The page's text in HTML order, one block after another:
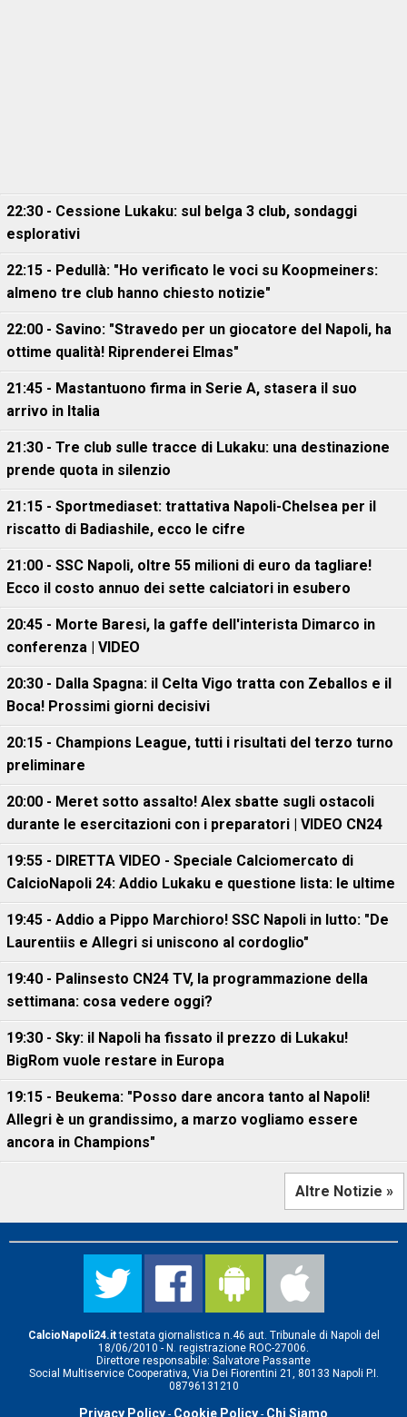
22:30 - Cessione Lukaku: sul belga 3 club, sondaggi
esplorativi
22:15 - Pedullà: "Ho verificato le voci su Koopmeiners:
almeno tre club hanno chiesto notizie"
22:00 - Savino: "Stravedo per un giocatore del Napoli, ha
ottime qualità! Riprenderei Elmas"
21:45 - Mastantuono firma in Serie A, stasera il suo
arrivo in Italia
21:30 - Tre club sulle tracce di Lukaku: una destinazione
prende quota in silenzio
21:15 - Sportmediaset: trattativa Napoli-Chelsea per il
riscatto di Badiashile, ecco le cifre
21:00 - SSC Napoli, oltre 55 milioni di euro da tagliare!
Ecco il costo annuo dei sette calciatori in esubero
20:45 - Morte Baresi, la gaffe dell'interista Dimarco in
conferenza | VIDEO
20:30 - Dalla Spagna: il Celta Vigo tratta con Zeballos e il
Boca! Prossimi giorni decisivi
20:15 - Champions League, tutti i risultati del terzo turno
preliminare
20:00 - Meret sotto assalto! Alex sbatte sugli ostacoli
durante le esercitazioni con i preparatori | VIDEO CN24
19:55 - DIRETTA VIDEO - Speciale Calciomercato di
CalcioNapoli 24: Addio Lukaku e questione lista: le ultime
19:45 - Addio a Pippo Marchioro! SSC Napoli in lutto: "De
Laurentiis e Allegri si uniscono al cordoglio"
19:40 - Palinsesto CN24 TV, la programmazione della
settimana: cosa vedere oggi?
19:30 - Sky: il Napoli ha fissato il prezzo di Lukaku!
BigRom vuole restare in Europa
19:15 - Beukema: "Posso dare ancora tanto al Napoli!
Allegri è un grandissimo, a marzo vogliamo essere
ancora in Champions"
Altre Notizie »
CalcioNapoli24.ittestata giornalistica n.46 aut. Tribunale di Napoli del
18/06/2010 - N. registrazione ROC-27006.
Direttore responsabile: Salvatore Passante
Social Multiservice Cooperativa, Via Dei Fiorentini 21, 80133 Napoli P.I.
08796131210
Privacy Policy - Cookie Policy - Chi Siamo